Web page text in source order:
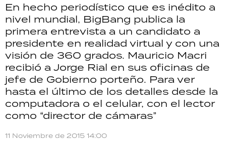
En hecho periodístico que es inédito a
nivel mundial, BigBang publica la
primera entrevista a un candidato a
presidente en realidad virtual y con una
visión de 360 grados. Mauricio Macri
recibió a Jorge Rial en sus oficinas de
jefe de Gobierno porteño. Para ver
hasta el último de los detalles desde la
computadora o el celular, con el lector
como “director de cámaras”
11 Noviembre de 2015 14:00
GRAN HERMANO
SALUD
DEPORTES
TECNOLOGÍA
RECETAS